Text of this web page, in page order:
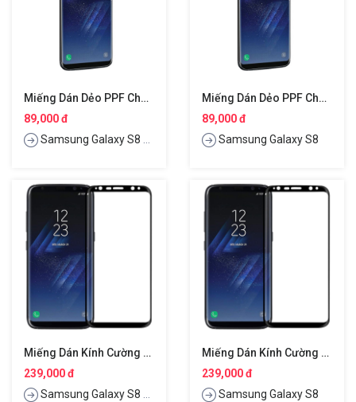
Miếng Dán Dẻo PPF Chống Trầy Màn Hình Cho Samsung Galaxy S8 Plus Hiệu Vmax
89,000 đ
Samsung Galaxy S8 Plus
Miếng Dán Dẻo PPF Chống Trầy Màn Hình Cho Samsung Galaxy S8 Hiệu Vmax
89,000 đ
Samsung Galaxy S8
Miếng Dán Kính Cường Lực Full 3D Cho Samsung Galaxy S8 Plus Hiệu Nillkin CP+ Max
239,000 đ
Samsung Galaxy S8 Plus
Miếng Dán Kính Cường Lực Full 3D Cho Samsung Galaxy S8 Hiệu Nillkin CP+ Max
239,000 đ
Samsung Galaxy S8